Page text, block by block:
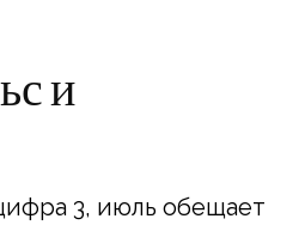
и
3, июль обещает